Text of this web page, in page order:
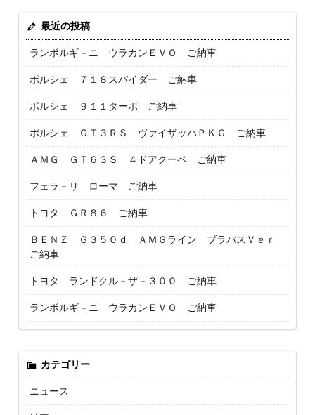
最近の投稿
ランボルギ－ニ ウラカンＥＶＯ ご納車
ポルシェ ７１８スパイダー ご納車
ポルシェ ９１１ターボ ご納車
ポルシェ ＧＴ３ＲＳ ヴァイザッハＰＫＧ ご納車
ＡＭＧ ＧＴ６３Ｓ ４ドアクーペ ご納車
フェラ－リ ローマ ご納車
トヨタ ＧＲ８６ ご納車
ＢＥＮＺ Ｇ３５０ｄ ＡＭＧライン ブラバスＶｅｒ
ご納車
トヨタ ランドクル－ザ－３００ ご納車
ランボルギ－ニ ウラカンＥＶＯ ご納車
カテゴリー
ニュース